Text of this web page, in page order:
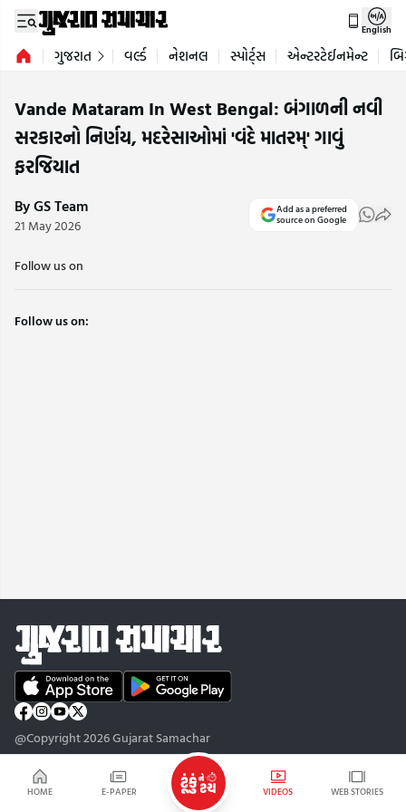
HOME E-PAPER VIDEOS WEB STORIES
English
ગુજરાત વર્લ્ડ નેશનલ સ્પોર્ટ્સ એન્ટરટેઈનમેન્ટ
Vande Mataram In West Bengal: બંગાળની નવી
સરકારનો નિર્ણય, મદરેસાઓમાં 'વંદે માતરમ્' ગાવું
ફરજિયાત
By GS Team
21 May 2026
Add as a preferred
source on Google
Follow us on
Follow us on:
@Copyright 2026 Gujarat Samachar